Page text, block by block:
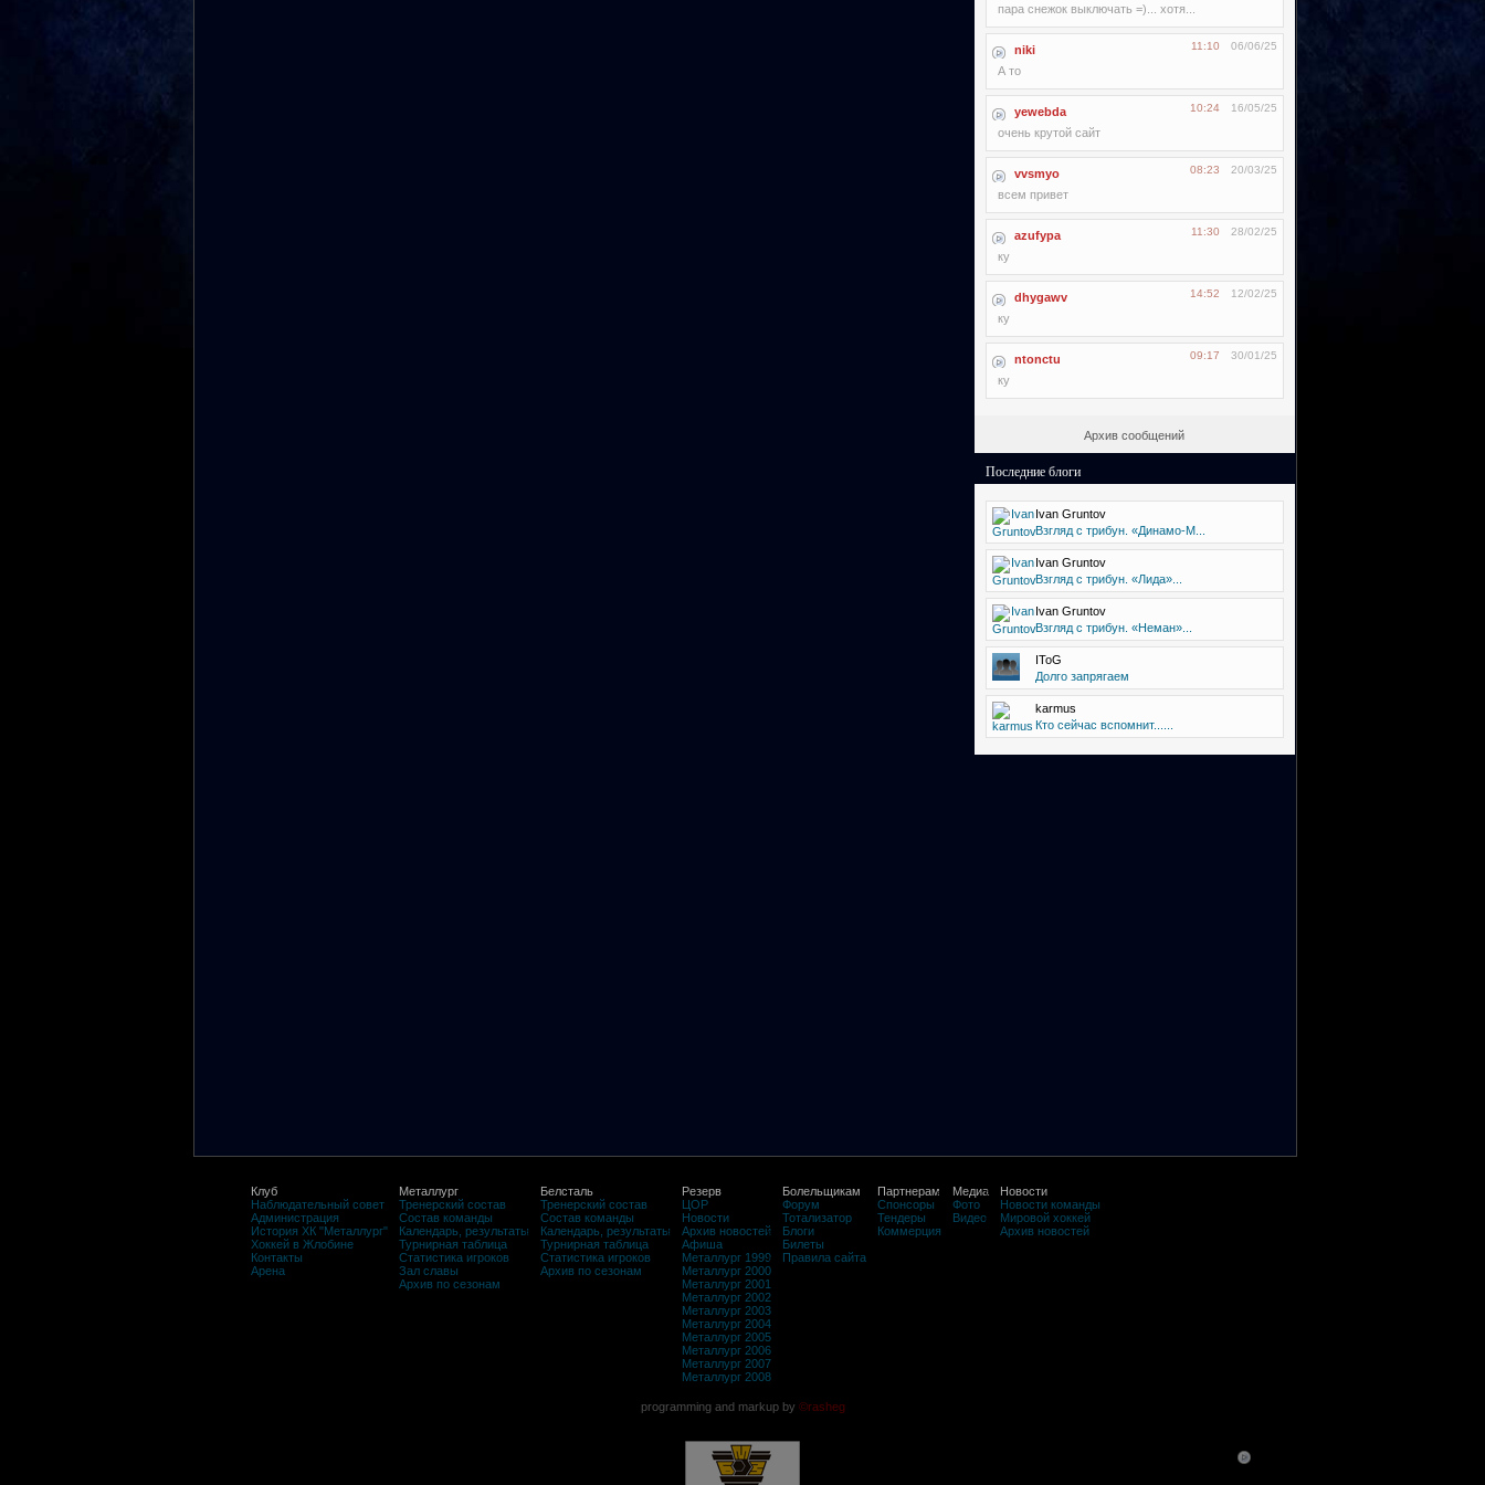
пара снежок выключать =)... хотя...
niki 06/06/25
11:10
А то
yewebda 16/05/25
10:24
очень крутой сайт
vvsmyo 20/03/25
08:23
всем привет
azufypa 28/02/25
11:30
ку
dhygawv 12/02/25
14:52
ку
ntonctu 30/01/25
09:17
ку
Архив сообщений
Последние блоги
Ivan Gruntov
Взгляд с трибун. «Динамо-М...
Ivan Gruntov
Взгляд с трибун. «Лида»...
Ivan Gruntov
Взгляд с трибун. «Неман»...
IToG
Долго запрягаем
karmus
Кто сейчас вспомнит......
Клуб
Наблюдательный совет
Администрация
История ХК "Металлург"
Хоккей в Жлобине
Контакты
Арена
Металлург
Тренерский состав
Состав команды
Календарь, результаты
Турнирная таблица
Статистика игроков
Зал славы
Архив по сезонам
Белсталь
Тренерский состав
Состав команды
Календарь, результаты
Турнирная таблица
Статистика игроков
Архив по сезонам
Резерв
ЦОР
Новости
Архив новостей
Афиша
Металлург 1999
Металлург 2000
Металлург 2001
Металлург 2002
Металлург 2003
Металлург 2004
Металлург 2005
Металлург 2006
Металлург 2007
Металлург 2008
Болельщикам
Форум
Тотализатор
Блоги
Билеты
Правила сайта
Партнерам
Спонсоры
Тендеры
Коммерция
Медиа
Фото
Видео
Новости
Новости команды
Мировой хоккей
Архив новостей
programming and markup by ©rasheg